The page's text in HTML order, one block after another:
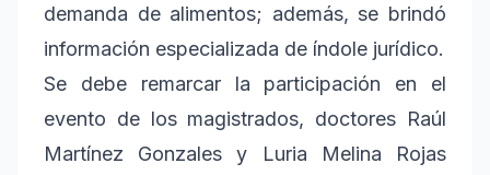
demanda de alimentos; además, se brindó
información especializada de índole jurídico.
Se debe remarcar la participación en el
evento de los magistrados, doctores Raúl
Martínez Gonzales y Luria Melina Rojas